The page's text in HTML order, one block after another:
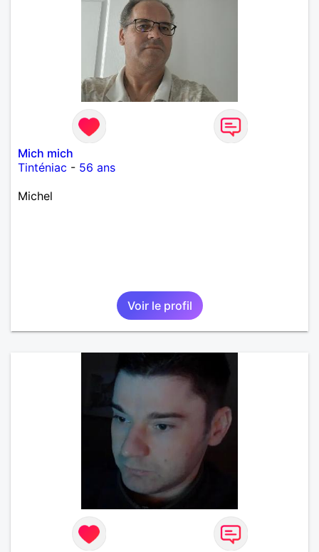
Mich mich
Tinténiac - 56 ans
Michel
Voir le profil